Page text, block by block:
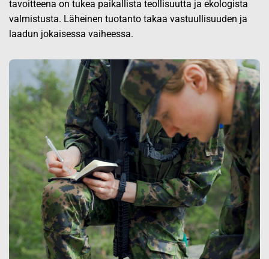
tavoitteena on tukea paikallista teollisuutta ja ekologista
valmistusta. Läheinen tuotanto takaa vastuullisuuden ja
laadun jokaisessa vaiheessa.